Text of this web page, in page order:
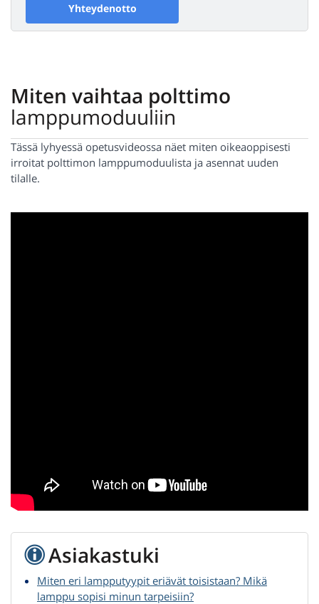
Yhteydenotto
Miten vaihtaa polttimo
lamppumoduuliin
Tässä lyhyessä opetusvideossa näet miten oikeaoppisesti
irroitat polttimon lamppumoduulista ja asennat uuden
tilalle.
Asiakastuki
Miten eri lampputyypit eriävät toisistaan? Mikä
lamppu sopisi minun tarpeisiin?